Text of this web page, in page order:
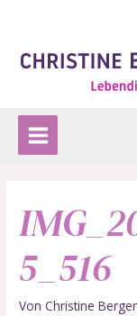
5_516
VonChristine